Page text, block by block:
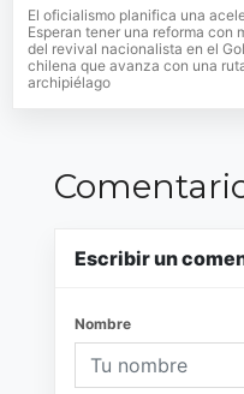
El oficialismo planifica una
Esperan tener una reforma con
del revival nacionalista en el
chilena que avanza con una
archipiélago
Escribir un
Nombre